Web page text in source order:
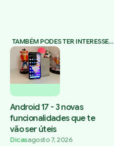
TAMBÉM PODES TER INTERESSE…
Android 17 - 3 novas
funcionalidades que te
vão ser úteis
Dicasagosto 7, 2026